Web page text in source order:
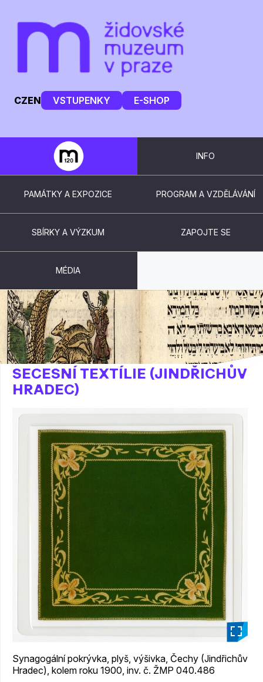
CZEN VSTUPENKY E-SHOP
INFO
PAMÁTKY A EXPOZICE PROGRAM A VZDĚLÁVÁNÍ
SBÍRKY A VÝZKUM ZAPOJTE SE
MÉDIA
PODLOŽKA POD SKLENICI -
SECESNÍ TEXTÍLIE (JINDŘICHŮV
HRADEC)
Synagogální pokrývka, plyš, výšivka, Čechy (Jindřichův
Hradec), kolem roku 1900, inv. č. ŽMP 040.486